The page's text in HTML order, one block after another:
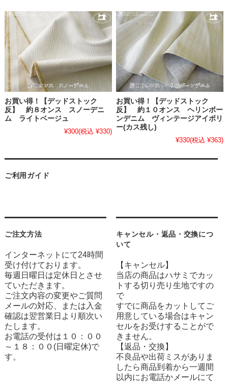
お買い得！【デッドストック
反】 約８オンス スノーデニ
ム ライトベージュ
¥300(税込 ¥330)
お買い得！【デッドストック
反】 約１０オンス ヘリンボー
ンデニム ヴィンテージアイボリ
ー(カス残し)
¥330(税込 ¥363)
ご利用ガイド
ご注文方法
インターネットにて24時間
受け付けております。
毎週日曜日は定休日とさせ
ていただきます。
ご注文内容の変更やご質問
メールの対応、または入金
確認は翌営業日より順次い
たします。
お電話の受付は１０：００
～１８：００(日曜定休)で
す。
キャンセル・返品・交換につ
いて
【キャンセル】
当店の商品はハサミでカッ
トする切り売り生地ですの
で
すでに商品をカットしてご
用意している場合はキャン
セルをお受けすることがで
きません。
【返品・交換】
不良品や出荷ミスがありま
したら商品到着から一週間
以内にお電話かメールにて